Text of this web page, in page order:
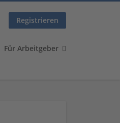
Registrieren
Für Arbeitgeber